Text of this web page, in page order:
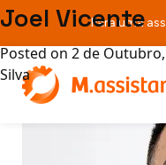
Para uma
Joel Vicente
Posted on 2 de
Silva